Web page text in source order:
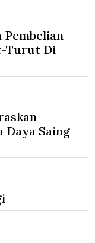
Turut Di
Daya Saing